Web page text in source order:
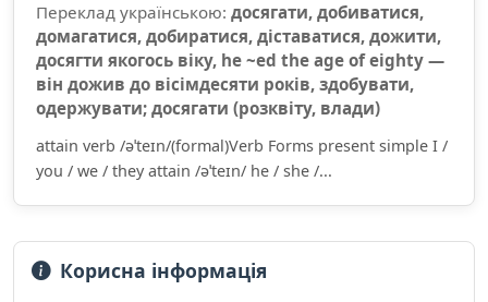
Переклад українською: досягати, добиватися,
домагатися, добиратися, діставатися, дожити,
досягти якогось віку, he ~ed the age of eighty —
він дожив до вісімдесяти років, здобувати,
одержувати; досягати (розквіту, влади)
attain verb /əˈteɪn/(formal)Verb Forms present simple I /
you / we / they attain /əˈteɪn/ he / she /...
Корисна інформація